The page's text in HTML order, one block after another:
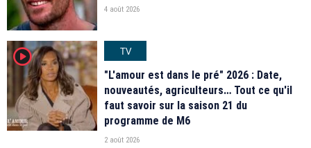
4 août 2026
player2
TV
"L'amour est dans le pré" 2026 : Date,
nouveautés, agriculteurs… Tout ce qu'il
faut savoir sur la saison 21 du
programme de M6
2 août 2026